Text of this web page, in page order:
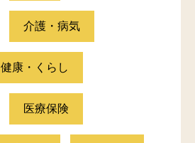
介護・病気
健康・くらし
医療保険